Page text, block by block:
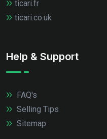
ticari.fr
ticari.co.uk
Help & Support
FAQ's
Selling Tips
Sitemap